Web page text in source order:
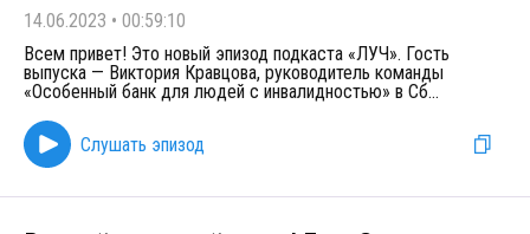
14.06.2023 • 00:59:10
Всем привет! Это новый эпизод подкаста «ЛУЧ». Гость
выпуска — Виктория Кравцова, руководитель команды
«Особенный банк для людей с инвалидностью» в Сб...
Слушать эпизод